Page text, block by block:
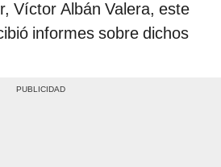
Víctor Albán Valera, este
informes sobre dichos